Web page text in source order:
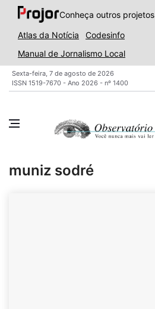
Conheça outros projetos
Atlas da Notícia
Codesinfo
Manual de Jornalismo Local
Sexta-feira, 7 de agosto de 2026
ISSN 1519-7670 - Ano 2026 - nº 1400
muniz sodré